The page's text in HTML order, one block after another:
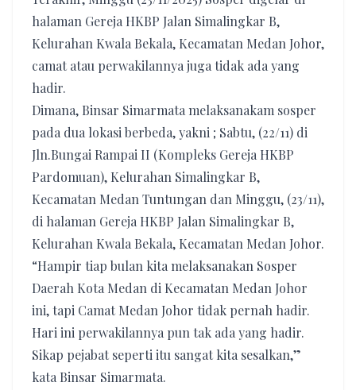
halaman Gereja HKBP Jalan Simalingkar B,
Kelurahan Kwala Bekala, Kecamatan Medan Johor,
camat atau perwakilannya juga tidak ada yang
hadir.
Dimana, Binsar Simarmata melaksanakam sosper
pada dua lokasi berbeda, yakni ; Sabtu, (22/11) di
Jln.Bungai Rampai II (Kompleks Gereja HKBP
Pardomuan), Kelurahan Simalingkar B,
Kecamatan Medan Tuntungan dan Minggu, (23/11),
di halaman Gereja HKBP Jalan Simalingkar B,
Kelurahan Kwala Bekala, Kecamatan Medan Johor.
“Hampir tiap bulan kita melaksanakan Sosper
Daerah Kota Medan di Kecamatan Medan Johor
ini, tapi Camat Medan Johor tidak pernah hadir.
Hari ini perwakilannya pun tak ada yang hadir.
Sikap pejabat seperti itu sangat kita sesalkan,”
kata Binsar Simarmata.